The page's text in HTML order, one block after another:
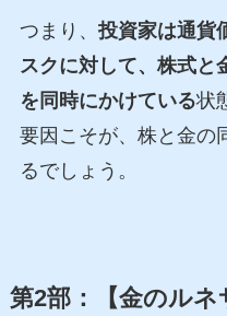
つまり、 投資家は通貨
スクに対して、株式と
を同時にかけている状
要因こそが、株と金の
るでしょう。
第2部：【金のル